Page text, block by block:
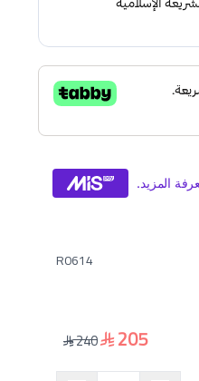
R0614
205
240